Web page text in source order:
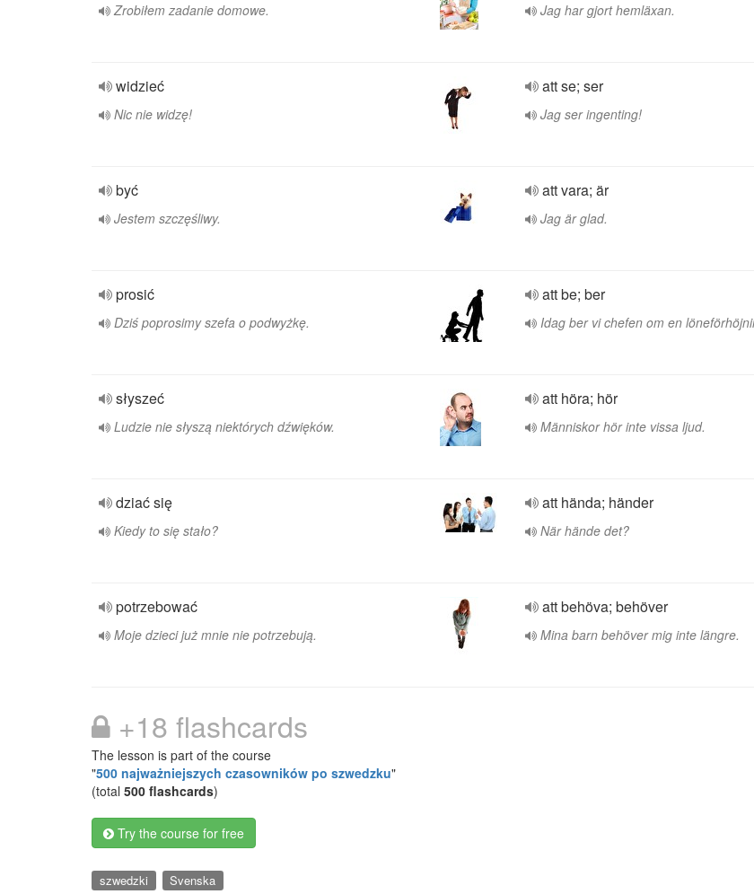
Zrobiłem zadanie domowe. Jag har gjort hemläxan.
widzieć
Nic nie widzę!
att se; ser
Jag ser ingenting!
być
Jestem szczęśliwy.
att vara; är
Jag är glad.
prosić
Dziś poprosimy szefa o podwyżkę.
att be; ber
Idag ber vi chefen om en
słyszeć
Ludzie nie słyszą niektórych dźwięków.
att höra; hör
Människor hör inte vissa ljud.
dziać się
Kiedy to się stało?
att hända; händer
När hände det?
potrzebować
Moje dzieci już mnie nie potrzebują.
att behöva; behöver
Mina barn behöver mig inte längre.
+18 flashcards
The lesson is part of the course
"500 najważniejszych czasowników po szwedzku"
(total 500 flashcards)
Try the course for free
szwedzki Svenska